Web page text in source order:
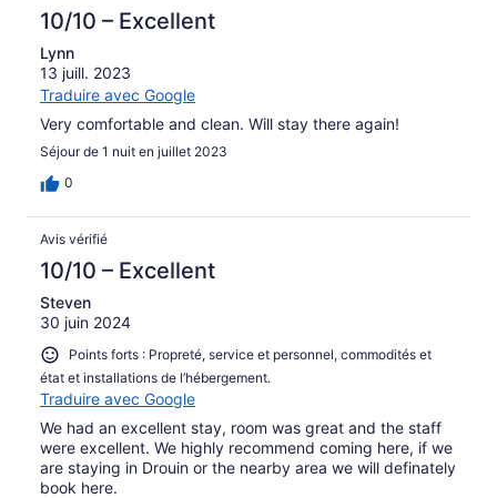
10/10 – Excellent
Lynn
13 juill. 2023
Traduire avec Google
Very comfortable and clean. Will stay there again!
Séjour de 1 nuit en juillet 2023
0
Avis vérifié
10/10 – Excellent
Steven
30 juin 2024
Points forts : Propreté, service et personnel, commodités et
état et installations de l’hébergement.
Traduire avec Google
We had an excellent stay, room was great and the staff
were excellent. We highly recommend coming here, if we
are staying in Drouin or the nearby area we will definately
book here.